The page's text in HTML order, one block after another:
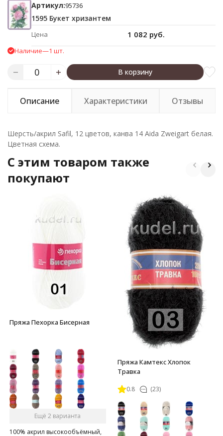
Артикул:95736
1595 Букет хризантем
Цена 1 082 руб.
Наличие—1 шт.
В корзину
Описание Характеристики Отзывы
Шерсть/акрил Safil, 12 цветов, канва 14 Aida Zweigart белая.
Цветная схема.
C этим товаром также
покупают
Пряжа Пехорка Бисерная
Ещё 2 варианта
100% акрил высокообъёмный,
Пряжа Камтекс Хлопок
Травка
0.8 (23)